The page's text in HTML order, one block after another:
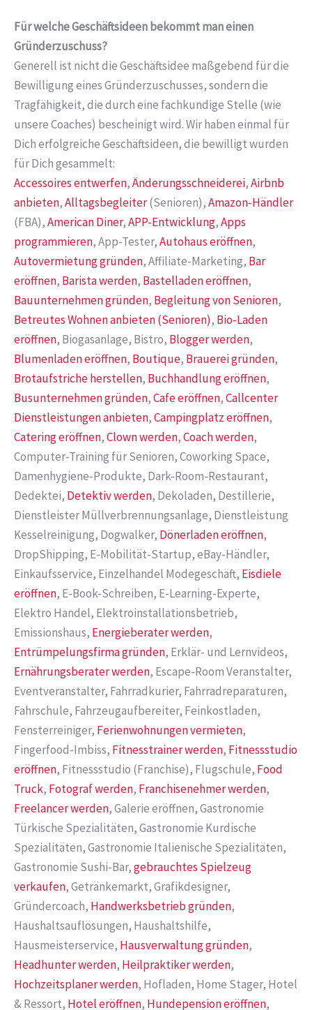
Für welche Geschäftsideen bekommt man einen
Gründerzuschuss?
Generell ist nicht die Geschäftsidee maßgebend für die
Bewilligung eines Gründerzuschusses, sondern die
Tragfähigkeit, die durch eine fachkundige Stelle (wie
unsere Coaches) bescheinigt wird. Wir haben einmal für
Dich erfolgreiche Geschäftsideen, die bewilligt wurden
für Dich gesammelt:
Accessoires entwerfen,Änderungsschneiderei,Airbnb
anbieten,Alltagsbegleiter(Senioren),Amazon-Händler
(FBA),American Diner,APP-Entwicklung,Apps
programmieren, App-Tester,Autohaus eröffnen,
Autovermietung gründen, Affiliate-Marketing, Bar
eröffnen, Barista werden, Bastelladen eröffnen,
Bauunternehmen gründen, Begleitung von Senioren,
Betreutes Wohnen anbieten (Senioren), Bio-Laden
eröffnen, Biogasanlage, Bistro, Blogger werden,
Blumenladen eröffnen, Boutique, Brauerei gründen,
Brotaufstriche herstellen, Buchhandlung eröffnen,
Busunternehmen gründen,Cafe eröffnen,Callcenter
Dienstleistungen anbieten,Campingplatz eröffnen,
Catering eröffnen,Clown werden,Coach werden,
Computer-Training für Senioren, Coworking Space,
Damenhygiene-Produkte, Dark-Room-Restaurant,
Dedektei, Detektiv werden, Dekoladen, Destillerie,
Dienstleister Müllverbrennungsanlage, Dienstleistung
Kesselreinigung, Dogwalker, Dönerladen eröffnen,
DropShipping, E-Mobilität-Startup, eBay-Händler,
Einkaufsservice, Einzelhandel Modegeschäft, Eisdiele
eröffnen, E-Book-Schreiben, E-Learning-Experte,
Elektro Handel, Elektroinstallationsbetrieb,
Emissionshaus, Energieberater werden,
Entrümpelungsfirma gründen, Erklär- und Lernvideos,
Ernährungsberater werden, Escape-Room Veranstalter,
Eventveranstalter, Fahrradkurier, Fahrradreparaturen,
Fahrschule, Fahrzeugaufbereiter, Feinkostladen,
Fensterreiniger, Ferienwohnungen vermieten,
Fingerfood-Imbiss, Fitnesstrainer werden, Fitnessstudio
eröffnen, Fitnessstudio (Franchise), Flugschule, Food
Truck, Fotograf werden, Franchisenehmer werden,
Freelancer werden, Galerie eröffnen, Gastronomie
Türkische Spezialitäten, Gastronomie Kurdische
Spezialitäten, Gastronomie Italienische Spezialitäten,
Gastronomie Sushi-Bar,gebrauchtes Spielzeug
verkaufen, Getränkemarkt, Grafikdesigner,
Gründercoach, Handwerksbetrieb gründen,
Haushaltsauflösungen, Haushaltshilfe,
Hausmeisterservice, Hausverwaltung gründen,
Headhunter werden, Heilpraktiker werden,
Hochzeitsplaner werden, Hofladen, Home Stager, Hotel
& Ressort, Hotel eröffnen, Hundepension eröffnen,